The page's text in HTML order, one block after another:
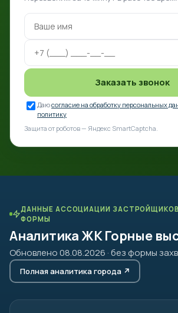
Заказать звонок
Даюсогласие на обработку персональных
политику
Защита от роботов — Яндекс SmartCaptcha.
ДАННЫЕ АССОЦИАЦИИ ЗАСТРОЙЩИКОВ
ФОРМЫ
Аналитика ЖК Горные
Обновлено 08.08.2026 · без формы
Полная аналитика города ↗